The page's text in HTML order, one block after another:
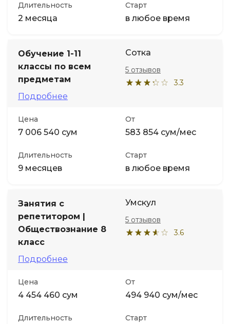
Длительность
2 месяца
Старт
в любое время
Обучение 1-11
классы по всем
предметам
Подробнее
Сотка
3.3
5 отзывов
Цена
7 006 540 сум
От
583 854 сум/мес
Длительность
9 месяцев
Старт
в любое время
Занятия с
репетитором |
Обществознание 8
класс
Подробнее
Умскул
3.6
5 отзывов
Цена
4 454 460 сум
От
494 940 сум/мес
Длительность Старт
Акции и промокоды